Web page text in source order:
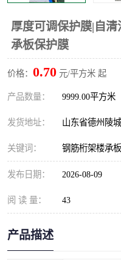
厚度可调保护膜|自
承板保护膜
价格： 0.70 元/平方米 起
产品数量： 9999.00平方米
发货地址： 山东省德州陵
关键词： 钢筋桁架楼承
发布日期： 2026-08-09
阅 读 量： 43
产品描述